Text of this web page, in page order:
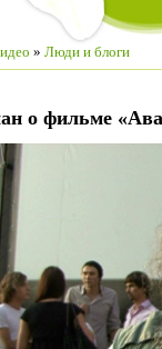
» Люди и блоги
о фильме